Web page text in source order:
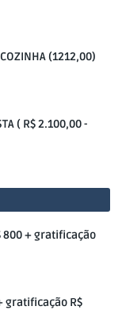
COZINHA (1212,00)
( R$ 2.100,00 -
800 + gratificação
+ gratificação R$